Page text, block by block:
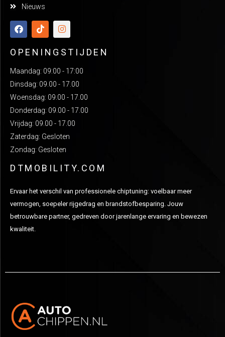
Nieuws
OPENINGSTIJDEN
Maandag: 09:00 - 17:00
Dinsdag: 09.00 - 17.00
Woensdag: 09.00 - 17.00
Donderdag: 09.00 - 17.00
Vrijdag: 09.00 - 17.00
Zaterdag: Gesloten
Zondag: Gesloten
DTMOBILITY.COM
Ervaar het verschil van professionele chiptuning: voelbaar meer
vermogen, soepeler rijgedrag en brandstofbesparing. Jouw
betrouwbare partner, gedreven door jarenlange ervaring en bewezen
kwaliteit.